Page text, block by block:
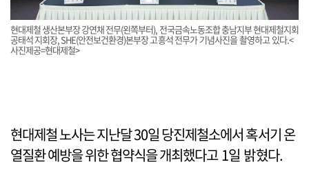
현대제철 생산본부장 강연채 전무(왼쪽부터), 전국금속노동조합 충남지부 현대제철지회
공태석 지회장, SHE(안전보건환경)본부장 고흥석 전무가 기념사진을 촬영하고 있다.<
사진제공=현대제철>
현대제철 노사는 지난달 30일 당진제철소에서 혹서기 온
열질환 예방을 위한 협약식을 개최했다고 1일 밝혔다.